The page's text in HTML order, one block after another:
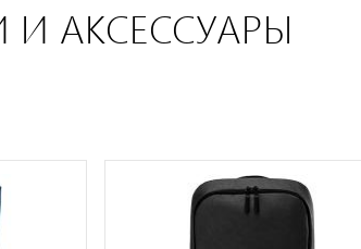
И АКСЕССУАРЫ